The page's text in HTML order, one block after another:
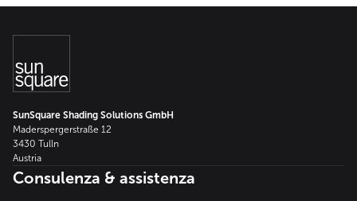
SunSquare Shading Solutions GmbH
Maderspergerstraße 12
3430 Tulln
Austria
Consulenza & assistenza